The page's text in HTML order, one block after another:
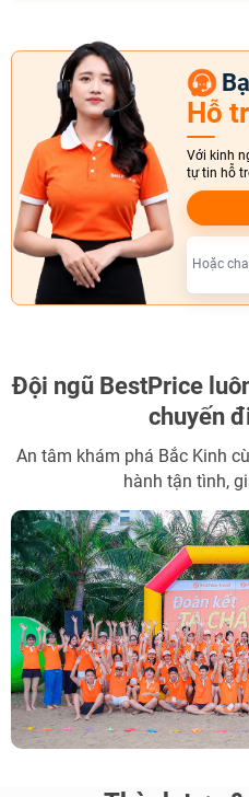
Hỗ
Với kinh
tự tin hỗ
Hoặc
Đội ngũ BestPrice
chuyến
An tâm khám phá Bắc Kinh
hành tận tình,